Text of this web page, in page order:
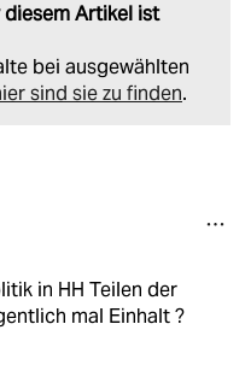
Artikel ist
bei ausgewählten
sind sie zu finden.
in HH Teilen der
mal Einhalt ?